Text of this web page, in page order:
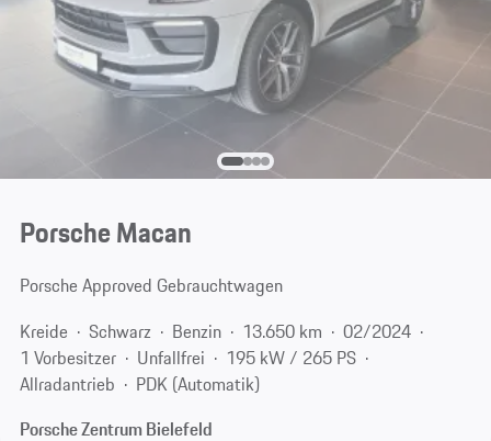
Porsche Macan
Porsche Approved Gebrauchtwagen
Kreide
Schwarz Benzin 13.650 km
02/2024
1 Vorbesitzer
Unfallfrei
195 kW / 265 PS
Allradantrieb
PDK (Automatik)
Porsche Zentrum Bielefeld